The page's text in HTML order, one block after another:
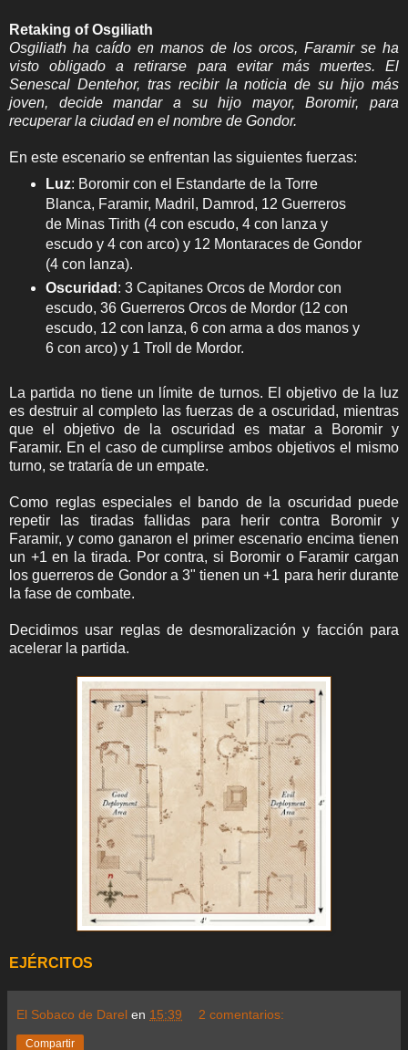
Retaking of Osgiliath
Osgiliath ha caído en manos de los orcos, Faramir se ha
visto obligado a retirarse para evitar más muertes. El
Senescal Dentehor, tras recibir la noticia de su hijo más
joven, decide mandar a su hijo mayor, Boromir, para
recuperar la ciudad en el nombre de Gondor.
En este escenario se enfrentan las siguientes fuerzas:
Luz: Boromir con el Estandarte de la Torre
Blanca, Faramir, Madril, Damrod, 12 Guerreros
de Minas Tirith (4 con escudo, 4 con lanza y
escudo y 4 con arco) y 12 Montaraces de Gondor
(4 con lanza).
Oscuridad : 3 Capitanes Orcos de Mordor con
escudo, 36 Guerreros Orcos de Mordor (12 con
escudo, 12 con lanza, 6 con arma a dos manos y
6 con arco) y 1 Troll de Mordor.
La partida no tiene un límite de turnos. El objetivo de la luz
es destruir al completo las fuerzas de a oscuridad, mientras
que el objetivo de la oscuridad es matar a Boromir y
Faramir. En el caso de cumplirse ambos objetivos el mismo
turno, se trataría de un empate.
Como reglas especiales el bando de la oscuridad puede
repetir las tiradas fallidas para herir contra Boromir y
Faramir, y como ganaron el primer escenario encima tienen
un +1 en la tirada. Por contra, si Boromir o Faramir cargan
los guerreros de Gondor a 3" tienen un +1 para herir durante
la fase de combate.
Decidimos usar reglas de desmoralización y facción para
acelerar la partida.
EJÉRCITOS
El Sobaco de Darel en 15:39 2 comentarios:
Compartir